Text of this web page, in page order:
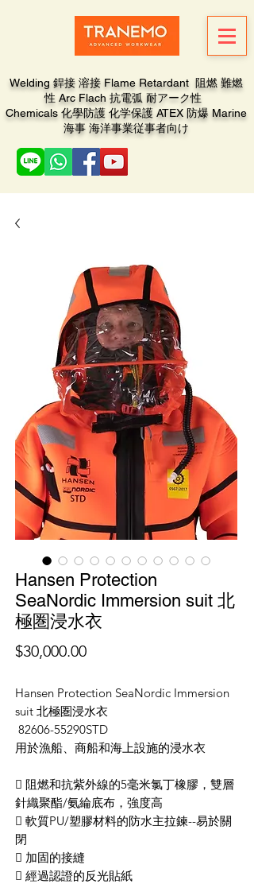
Welding 銲接 溶接 Flame Retardant 阻燃 難燃
性 Arc Flach 抗電弧 耐アーク性
Chemicals 化學防護 化学保護 ATEX 防爆 Marine
海事 海洋事業従事者向け
Hansen Protection
SeaNordic Immersion suit 北
極圏浸水衣
$30,000.00價
Hansen Protection SeaNordic Immersion
suit 北極圏浸水衣
82606-55290STD
用於漁船、商船和海上設施的浸水衣
 阻燃和抗紫外線的5毫米氯丁橡膠，雙層
針織聚酯/氨綸底布，強度高
 軟質PU/塑膠材料的防水主拉鍊--易於關
閉
 加固的接縫
 經過認證的反光貼紙